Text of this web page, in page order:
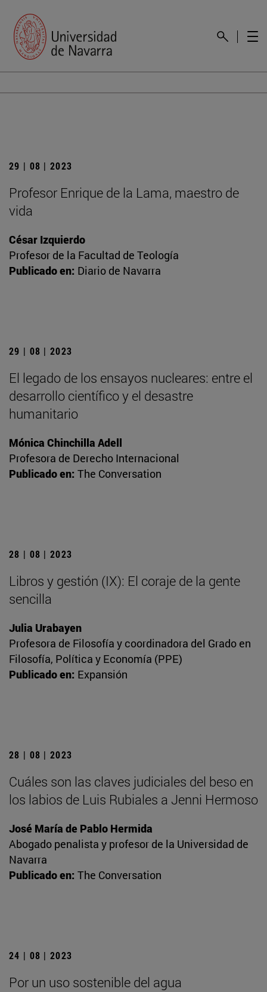
29 | 08 | 2023
Profesor Enrique de la Lama, maestro de
vida
César Izquierdo
Profesor de la Facultad de Teología
Publicado en: Diario de Navarra
29 | 08 | 2023
El legado de los ensayos nucleares: entre el
desarrollo científico y el desastre
humanitario
Mónica Chinchilla Adell
Profesora de Derecho Internacional
Publicado en: The Conversation
28 | 08 | 2023
Libros y gestión (IX): El coraje de la gente
sencilla
Julia Urabayen
Profesora de Filosofía y coordinadora del Grado en
Filosofía, Política y Economía (PPE)
Publicado en: Expansión
28 | 08 | 2023
Cuáles son las claves judiciales del beso en
los labios de Luis Rubiales a Jenni Hermoso
José María de Pablo Hermida
Abogado penalista y profesor de la Universidad de
Navarra
Publicado en: The Conversation
24 | 08 | 2023
Por un uso sostenible del agua